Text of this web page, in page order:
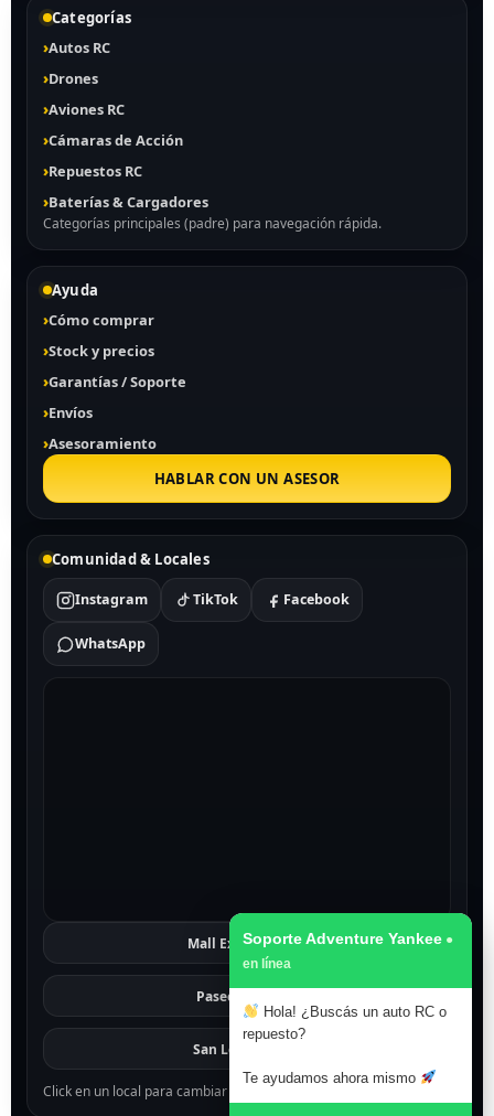
Categorías
Autos RC
Drones
Aviones RC
Cámaras de Acción
Repuestos RC
Baterías & Cargadores
Categorías principales (padre) para navegación rápida.
Ayuda
Cómo comprar
Stock y precios
Garantías / Soporte
Envíos
Asesoramiento
HABLAR CON UN ASESOR
Comunidad & Locales
Instagram TikTok Facebook
WhatsApp
Mall Excelsior Ver
Paseo 1811
San Lorenzo
Click en un local para cambiar el mapa.
Soporte Adventure Yankee
Hola! ¿Buscás un auto RC o
repuesto?
Te ayudamos ahora mismo